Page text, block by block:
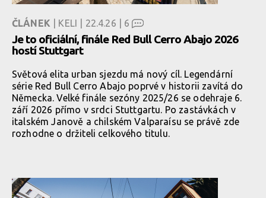
ČLÁNEK | KELI | 22.4.26 | 6
Je to oficiální, finále Red Bull Cerro Abajo 2026
hostí Stuttgart
Světová elita urban sjezdu má nový cíl. Legendární
série Red Bull Cerro Abajo poprvé v historii zavítá do
Německa. Velké finále sezóny 2025/26 se odehraje 6.
září 2026 přímo v srdci Stuttgartu. Po zastávkách v
italském Janově a chilském Valparaísu se právě zde
rozhodne o držiteli celkového titulu.